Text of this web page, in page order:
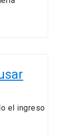
el ingreso